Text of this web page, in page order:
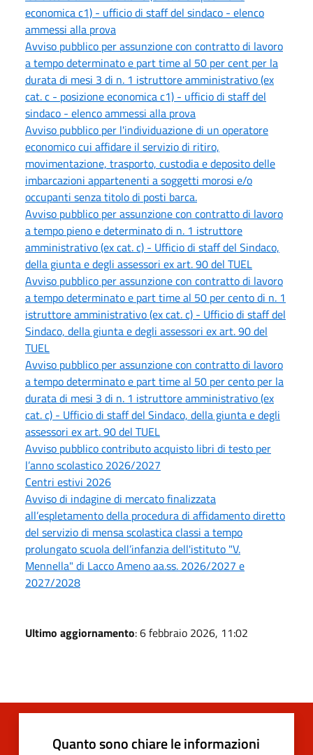
economica c1) - ufficio di staff del sindaco - elenco
ammessi alla prova
Avviso pubblico per assunzione con contratto di lavoro
a tempo determinato e part time al 50 per cent per la
durata di mesi 3 di n. 1 istruttore amministrativo (ex
cat. c - posizione economica c1) - ufficio di staff del
sindaco - elenco ammessi alla prova
Avviso pubblico per l'individuazione di un operatore
economico cui affidare il servizio di ritiro,
movimentazione, trasporto, custodia e deposito delle
imbarcazioni appartenenti a soggetti morosi e/o
occupanti senza titolo di posti barca.
Avviso pubblico per assunzione con contratto di lavoro
a tempo pieno e determinato di n. 1 istruttore
amministrativo (ex cat. c) - Ufficio di staff del Sindaco,
della giunta e degli assessori ex art. 90 del TUEL
Avviso pubblico per assunzione con contratto di lavoro
a tempo determinato e part time al 50 per cento di n. 1
istruttore amministrativo (ex cat. c) - Ufficio di staff del
Sindaco, della giunta e degli assessori ex art. 90 del
TUEL
Avviso pubblico per assunzione con contratto di lavoro
a tempo determinato e part time al 50 per cento per la
durata di mesi 3 di n. 1 istruttore amministrativo (ex
cat. c) - Ufficio di staff del Sindaco, della giunta e degli
assessori ex art. 90 del TUEL
Avviso pubblico contributo acquisto libri di testo per
l’anno scolastico 2026/2027
Centri estivi 2026
Avviso di indagine di mercato finalizzata
all’espletamento della procedura di affidamento diretto
del servizio di mensa scolastica classi a tempo
prolungato scuola dell’infanzia dell'istituto "V.
Mennella" di Lacco Ameno aa.ss. 2026/2027 e
2027/2028
Ultimo aggiornamento: 6 febbraio 2026, 11:02
Quanto sono chiare le informazioni